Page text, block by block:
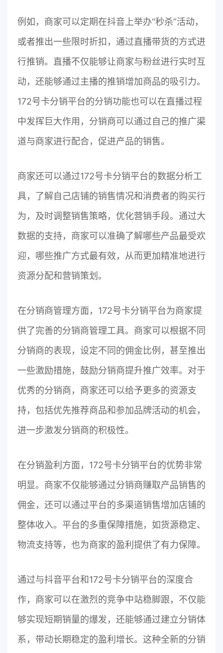
例如，商家可以定期在抖音上举办“秒杀”活动，
或者推出一些限时折扣，通过直播带货的方式进
行推销。直播不仅能够让商家与粉丝进行实时互
动，还能够通过主播的推销增加商品的吸引力。
172号卡分销平台的分销功能也可以在直播过程
中发挥巨大作用，分销商可以通过自己的推广渠
道与商家进行配合，促进产品的销售。
商家还可以通过172号卡分销平台的数据分析工
具，了解自己店铺的销售情况和消费者的购买行
为，及时调整销售策略，优化营销手段。通过大
数据的支持，商家可以准确了解哪些产品最受欢
迎，哪些推广方式最有效，从而更加精准地进行
资源分配和营销策划。
在分销商管理方面，172号卡分销平台为商家提
供了完善的分销商管理工具。商家可以根据不同
分销商的表现，设定不同的佣金比例，甚至推出
一些激励措施，鼓励分销商提升推广效率。对于
优秀的分销商，商家还可以给予更多的资源支
持，包括优先推荐商品和参加品牌活动的机会，
进一步激发分销商的积极性。
在分销盈利方面，172号卡分销平台的优势非常
明显。商家不仅能够通过分销商赚取产品销售的
佣金，还可以通过平台的多渠道销售增加店铺的
整体收入。平台的多重保障措施，如货源稳定、
物流支持等，也为商家的盈利提供了有力保障。
通过与抖音平台和172号卡分销平台的深度合
作，商家可以在激烈的竞争中站稳脚跟，不仅能
够实现短期销量的爆发，还能够通过建立分销体
系，带动长期稳定的盈利增长。这种全新的分销